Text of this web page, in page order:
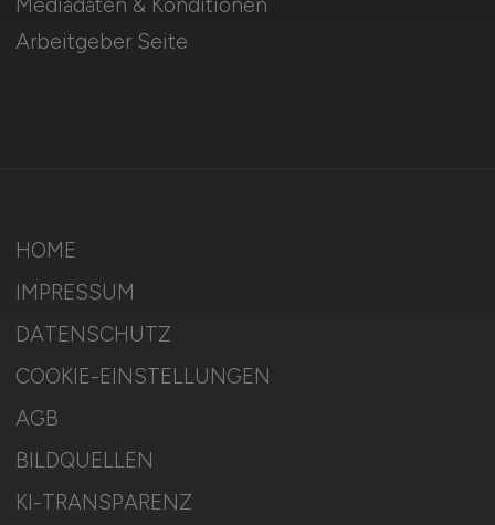
Arbeitgeber Seite
HOME
IMPRESSUM
DATENSCHUTZ
COOKIE-EINSTELLUNGEN
AGB
BILDQUELLEN
KI-TRANSPARENZ